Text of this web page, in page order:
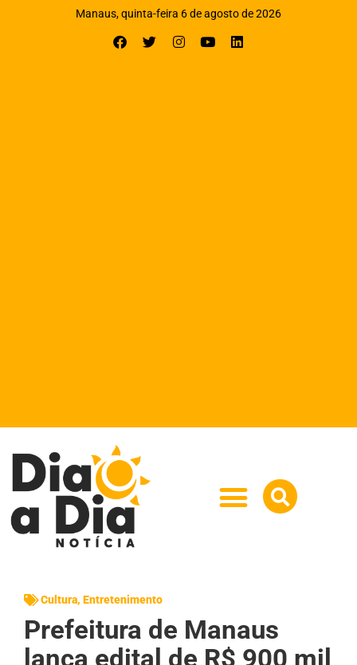
Manaus, quinta-feira 6 de agosto de 2026
Cultura, Entretenimento
Prefeitura de Manaus
lança edital de R$ 900 mil